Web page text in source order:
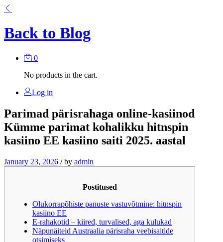
Back to Blog
0
No products in the cart.
Log in
Parimad pärisrahaga online-kasiinod
Kümme parimat kohalikku hitnspin
kasiino EE kasiino saiti 2025. aastal
January 23, 2026 /by admin
Postitused
Olukorrapõhiste panuste vastuvõtmine: hitnspin
kasiino EE
E-rahakotid – kiired, turvalised, aga kulukad
Näpunäiteid Austraalia pärisraha veebisaitide
otsimiseks